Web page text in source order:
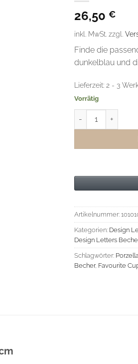
26,50 €
inkl. MwSt. zzgl.
Finde die
dunkelblau und
Lieferzeit: 2 - 3
Vorrätig
Artikelnummer:
Kategorien: Design
Design Letters
Schlagwörter:
Becher, Favourite